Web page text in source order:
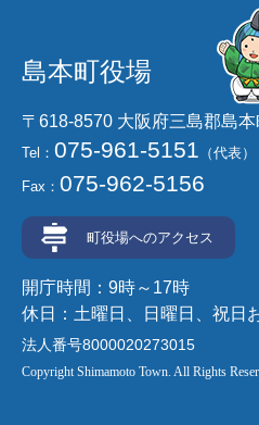
島本町役場
〒618-8570 大阪府三島郡島
Tel： 075-961-5151 （代表）
Fax： 075-962-5156
町役場へのアクセス
開庁時間：9時～17時
休日：土曜日、日曜日、祝日
法人番号8000020273015
Copyright Shimamoto Town. All Rights